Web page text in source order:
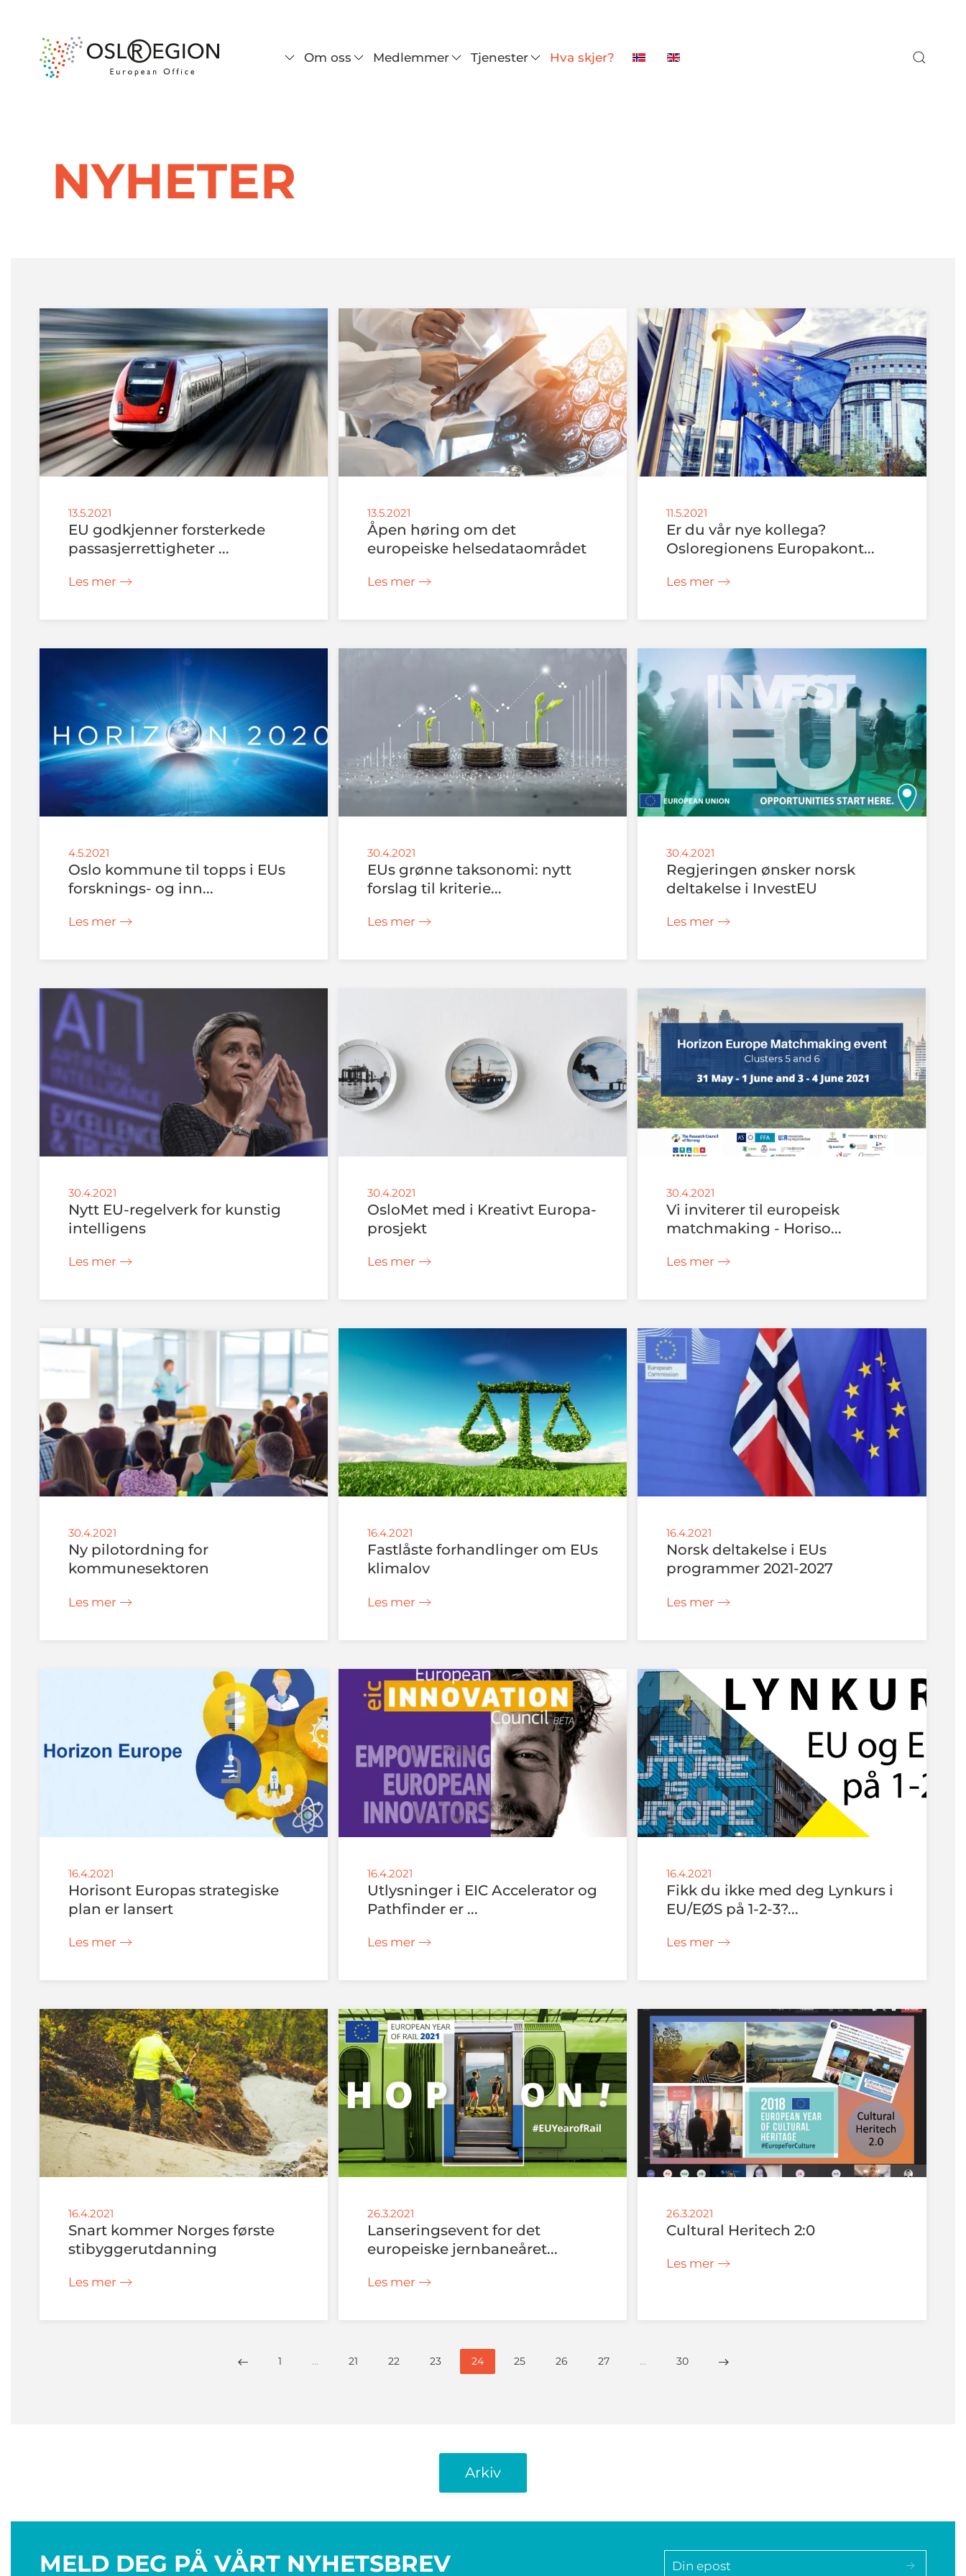
Om oss Medlemmer Tjenester Hva skjer?
NYHETER
13.5.2021
EU godkjenner forsterkede
passasjerrettigheter ...
Les mer
13.5.2021
Åpen høring om det
europeiske helsedataområdet
Les mer
11.5.2021
Er du vår nye kollega?
Osloregionens Europakont...
Les mer
4.5.2021
Oslo kommune til topps i EUs
forsknings- og inn...
Les mer
30.4.2021
EUs grønne taksonomi: nytt
forslag til kriterie...
Les mer
30.4.2021
Regjeringen ønsker norsk
deltakelse i InvestEU
Les mer
30.4.2021
Nytt EU-regelverk for kunstig
intelligens
Les mer
30.4.2021
OsloMet med i Kreativt Europa-
prosjekt
Les mer
30.4.2021
Vi inviterer til europeisk
matchmaking - Horiso...
Les mer
30.4.2021
Ny pilotordning for
kommunesektoren
Les mer
16.4.2021
Fastlåste forhandlinger om EUs
klimalov
Les mer
16.4.2021
Norsk deltakelse i EUs
programmer 2021-2027
Les mer
16.4.2021
Horisont Europas strategiske
plan er lansert
Les mer
16.4.2021
Utlysninger i EIC Accelerator og
Pathfinder er ...
Les mer
16.4.2021
Fikk du ikke med deg Lynkurs i
EU/EØS på 1-2-3?...
Les mer
16.4.2021
Snart kommer Norges første
stibyggerutdanning
Les mer
26.3.2021
Lanseringsevent for det
europeiske jernbaneåret...
Les mer
26.3.2021
Cultural Heritech 2:0
Les mer
1 … 21 22 23 24 25 26 27 … 30
Arkiv
MELD DEG PÅ VÅRT NYHETSBREV